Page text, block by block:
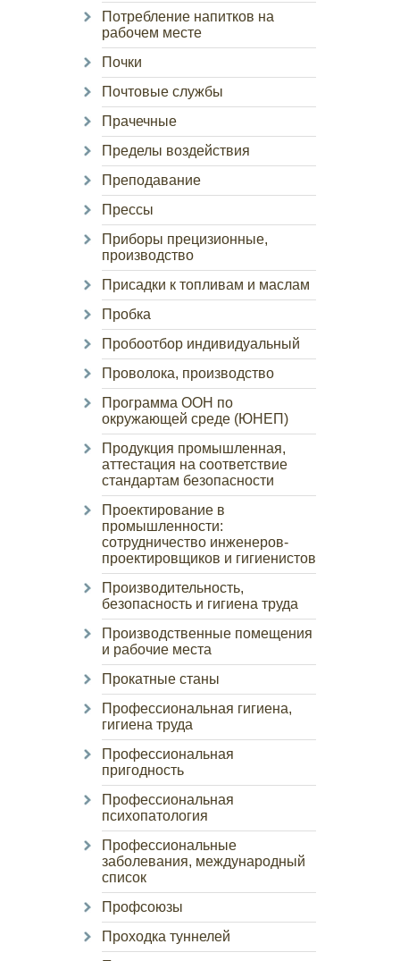
Потребление напитков на
рабочем месте
Почки
Почтовые службы
Прачечные
Пределы воздействия
Преподавание
Прессы
Приборы прецизионные,
производство
Присадки к топливам и маслам
Пробка
Пробоотбор индивидуальный
Проволока, производство
Программа ООН по
окружающей среде (ЮНЕП)
Продукция промышленная,
аттестация на соответствие
стандартам безопасности
Проектирование в
промышленности:
сотрудничество инженеров-
проектировщиков и гигиенистов
Производительность,
безопасность и гигиена труда
Производственные помещения
и рабочие места
Прокатные станы
Профессиональная гигиена,
гигиена труда
Профессиональная
пригодность
Профессиональная
психопатология
Профессиональные
заболевания, международный
список
Профсоюзы
Проходка туннелей